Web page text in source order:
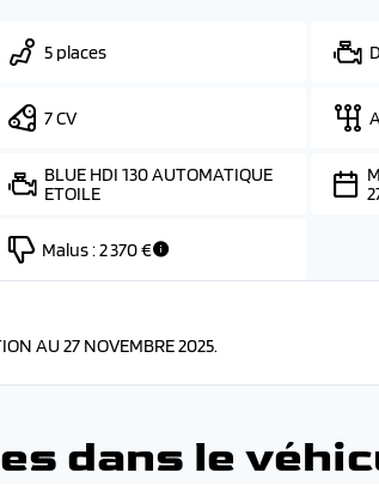
5 places
7 CV
BLUE HDI 130 AUTOMATIQUE
ETOILE
Malus :2 370 €
AU 27 NOVEMBRE 2025.
dans le